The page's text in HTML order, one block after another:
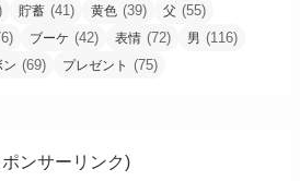
貯蓄 (41) 黄色 (39) 父 (55)
ブーケ (42) 表情 (72) 男 (116)
ン (69) プレゼント (75)
ンサーリンク)